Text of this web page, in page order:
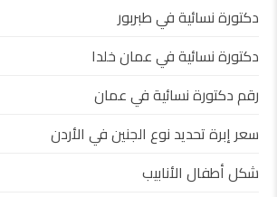
دكتورة نسائية في طبربور
دكتورة نسائية في عمان خلدا
رقم دكتورة نسائية في عمان
سعر إبرة تحديد نوع الجنين في الأردن
شكل أطفال الأنابيب